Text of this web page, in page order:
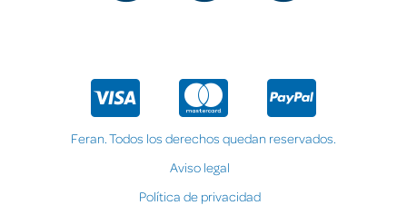
Feran. Todos los derechos quedan reservados.
Aviso legal
Política de privacidad